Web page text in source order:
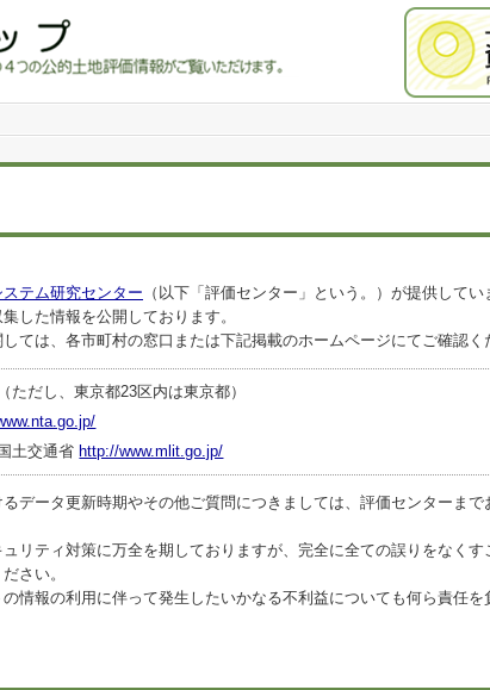
テム研究センター （以下「評価センター」という。）が提供して
した情報を公開しております。
ては、各市町村の窓口または下記掲載のホームページにてご確認く
ただし、東京都23区内は東京都）
土交通省 http://www.mlit.go.jp/
データ更新時期やその他ご質問につきましては、評価センターまで
リティ対策に万全を期しておりますが、完全に全ての誤りをなく
さい。
情報の利用に伴って発生したいかなる不利益についても何ら責任を